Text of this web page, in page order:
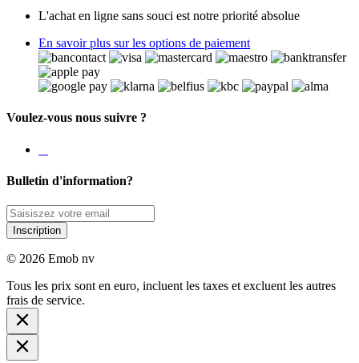
L'achat en ligne sans souci est notre priorité absolue
En savoir plus sur les options de paiement
Voulez-vous nous suivre ?
Bulletin d'information?
Inscription
© 2026 Emob nv
Tous les prix sont en euro, incluent les taxes et excluent les autres
frais de service.